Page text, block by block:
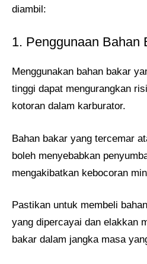
diambil:
1. Penggunaan Bahan
Menggunakan bahan bakar
tinggi dapat mengurangkan
kotoran dalam karburator.
Bahan bakar yang tercemar
boleh menyebabkan
mengakibatkan kebocoran
Pastikan untuk membeli
yang dipercayai dan elakkan
bakar dalam jangka masa